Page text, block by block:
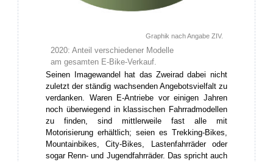
Graphik nach Angabe ZIV.
2020: Anteil verschiedener Modelle
am gesamten E-Bike-Verkauf.
Seinen Imagewandel hat das Zweirad dabei nicht
zuletzt der ständig wachsenden Angebotsvielfalt zu
verdanken. Waren E-Antriebe vor einigen Jahren
noch überwiegend in klassischen Fahrradmodellen
zu finden, sind mittlerweile fast alle mit
Motorisierung erhältlich; seien es Trekking-Bikes,
Mountainbikes, City-Bikes, Lastenfahrräder oder
sogar Renn- und Jugendfahrräder. Das spricht auch